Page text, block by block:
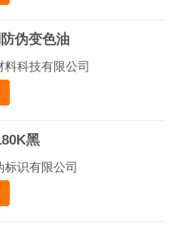
伪变色油
料科技有限公司
黑
标识有限公司